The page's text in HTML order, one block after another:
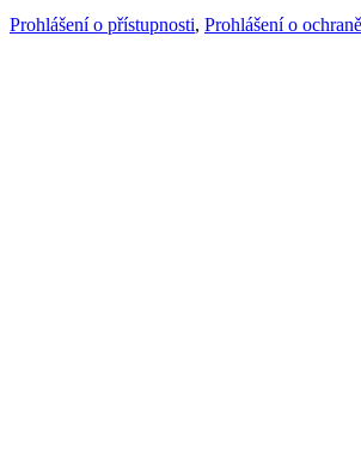
Prohlášení o přístupnosti, Prohlášení o